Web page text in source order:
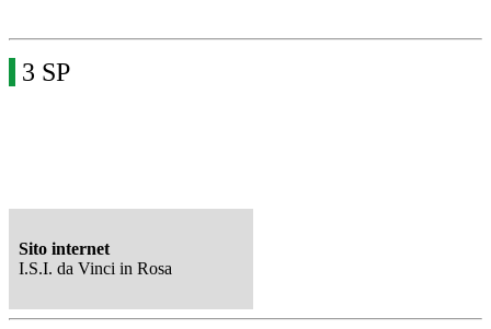
3 SP
Sito internet
I.S.I. da Vinci in Rosa